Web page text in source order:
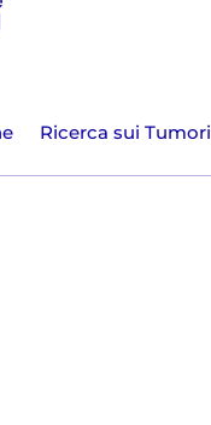
Ricerca sui Tumori